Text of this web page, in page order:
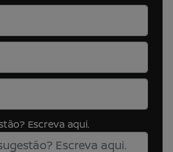
Escreva aqui.